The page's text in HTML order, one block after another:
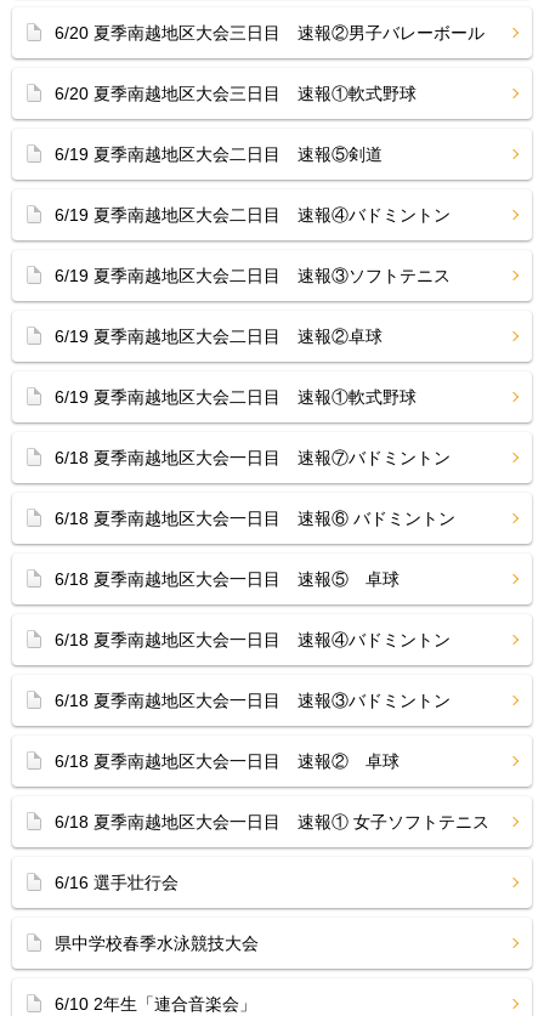
6/20 夏季南越地区大会三日目 速報②男子バレーボール
6/20 夏季南越地区大会三日目 速報①軟式野球
6/19 夏季南越地区大会二日目 速報⑤剣道
6/19 夏季南越地区大会二日目 速報④バドミントン
6/19 夏季南越地区大会二日目 速報③ソフトテニス
6/19 夏季南越地区大会二日目 速報②卓球
6/19 夏季南越地区大会二日目 速報①軟式野球
6/18 夏季南越地区大会一日目 速報⑦バドミントン
6/18 夏季南越地区大会一日目 速報⑥ バドミントン
6/18 夏季南越地区大会一日目 速報⑤ 卓球
6/18 夏季南越地区大会一日目 速報④バドミントン
6/18 夏季南越地区大会一日目 速報③バドミントン
6/18 夏季南越地区大会一日目 速報② 卓球
6/18 夏季南越地区大会一日目 速報① 女子ソフトテニス
6/16 選手壮行会
県中学校春季水泳競技大会
6/10 2年生「連合音楽会」